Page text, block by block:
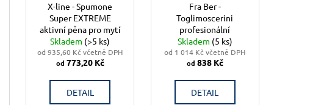
X-line - Spumone
Super EXTREME
aktivní pěna pro mytí
aut s vysokým
výkonem
Skladem (>5 ks)
od 935,60 Kč včetně DPH
od 773,20 Kč
DETAIL
Fra Ber -
Toglimoscerini
profesionální
odstraňovač hmyzu
Skladem (5 ks)
od 1 014 Kč včetně DPH
od 838 Kč
DETAIL